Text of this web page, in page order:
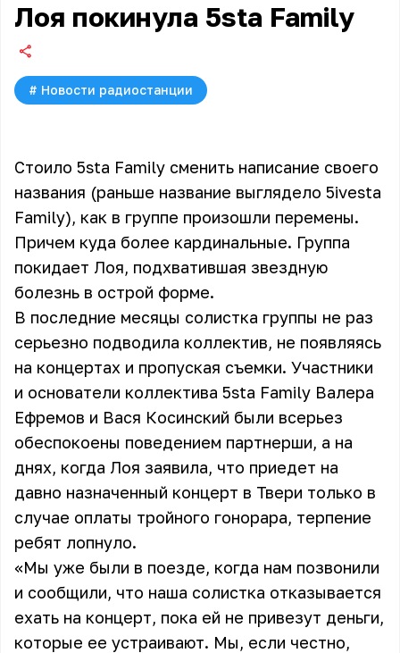
Лоя покинула 5sta Family
# Новости радиостанции
Стоило 5sta Family сменить написание своего
названия (раньше название выглядело 5ivesta
Family), как в группе произошли перемены.
Причем куда более кардинальные. Группа
покидает Лоя, подхватившая звездную
болезнь в острой форме.
В последние месяцы солистка группы не раз
серьезно подводила коллектив, не появляясь
на концертах и пропуская съемки. Участники
и основатели коллектива 5sta Family Валера
Ефремов и Вася Косинский были всерьез
обеспокоены поведением партнерши, а на
днях, когда Лоя заявила, что приедет на
давно назначенный концерт в Твери только в
случае оплаты тройного гонорара, терпение
ребят лопнуло.
«Мы уже были в поезде, когда нам позвонили
и сообщили, что наша солистка отказывается
ехать на концерт, пока ей не привезут деньги,
которые ее устраивают. Мы, если честно,